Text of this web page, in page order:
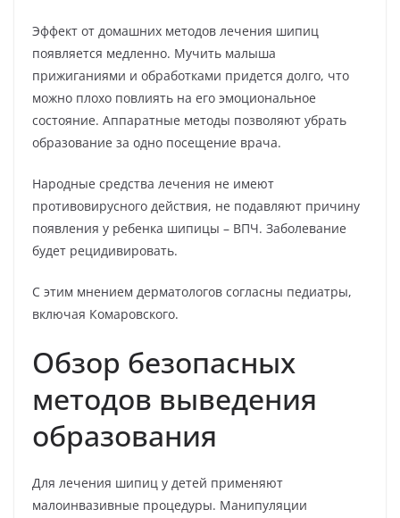
Эффект от домашних методов лечения шипиц
появляется медленно. Мучить малыша
прижиганиями и обработками придется долго, что
можно плохо повлиять на его эмоциональное
состояние. Аппаратные методы позволяют убрать
образование за одно посещение врача.
Народные средства лечения не имеют
противовирусного действия, не подавляют причину
появления у ребенка шипицы – ВПЧ. Заболевание
будет рецидивировать.
С этим мнением дерматологов согласны педиатры,
включая Комаровского.
Обзор безопасных
методов выведения
образования
Для лечения шипиц у детей применяют
малоинвазивные процедуры. Манипуляции